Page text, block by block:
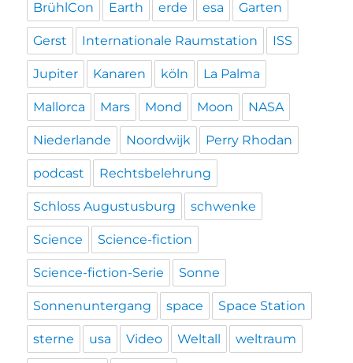
BrühlCon Earth erde esa Garten
Gerst Internationale Raumstation ISS
Jupiter Kanaren köln La Palma
Mallorca Mars Mond Moon NASA
Niederlande Noordwijk Perry Rhodan
podcast Rechtsbelehrung
Schloss Augustusburg schwenke
Science Science-fiction
Science-fiction-Serie Sonne
Sonnenuntergang space Space Station
sterne usa Video Weltall weltraum